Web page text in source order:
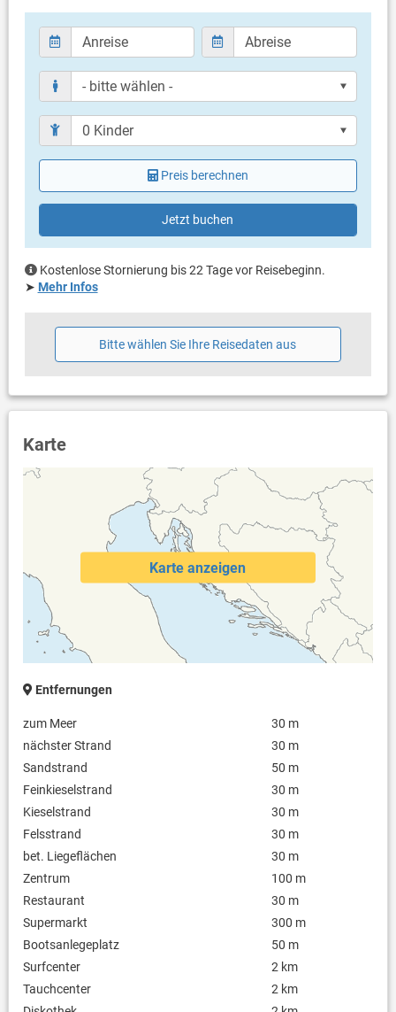
Badezimmer
Bad mit WC, Dusche
Nur separate Toilette (Gäste WC)
Balkon & Terrasse
überdacht
Meerblick
Bestuhlung
Weitere Informationen
Grillen nicht erlaubt
Privater Parkplatz auf dem Grundstück
Haustier nicht erlaubt
Klimaanlage im Preis inklusive
Waschmaschine in der Unterkunft
Preis berechnen
Jetzt buchen
Kostenlose Stornierung bis 22 Tage vor Reisebeginn.
➤ Mehr Infos
Bitte wählen Sie Ihre Reisedaten aus
Karte
Karte anzeigen
Entfernungen
zum Meer
30 m
nächster Strand
30 m
Sandstrand
50 m
Feinkieselstrand
30 m
Kieselstrand
30 m
Felsstrand
30 m
bet. Liegeflächen
30 m
Zentrum
100 m
Restaurant
30 m
Supermarkt
300 m
Bootsanlegeplatz
50 m
Surfcenter
2 km
Tauchcenter
2 km